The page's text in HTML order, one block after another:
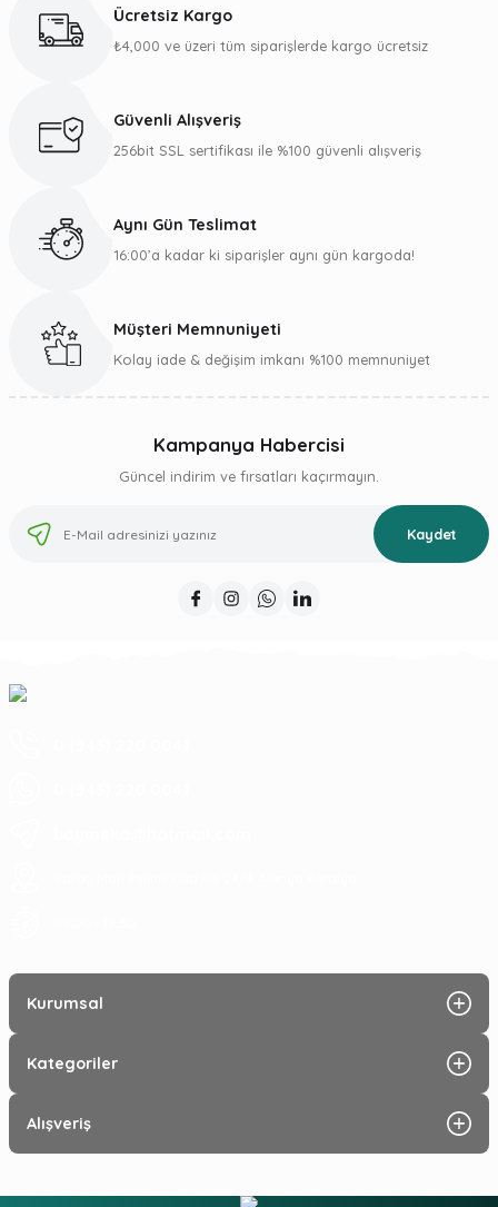
Görüş ve önerileriniz için teşekkür ederiz.
Ürün bilgilerinde hatalar bulunuyor.
Gönder
Ücretsiz Kargo
₺4,000 ve üzeri tüm siparişlerde kargo ücretsiz
Güvenli Alışveriş
256bit SSL sertifikası ile %100 güvenli alışveriş
Aynı Gün Teslimat
16:00’a kadar ki siparişler aynı gün kargoda!
Müşteri Memnuniyeti
Kolay iade & değişim imkanı %100 memnuniyet
Kampanya Habercisi
Güncel indirim ve fırsatları kaçırmayın.
Kaydet
Kurumsal
Kategoriler
Alışveriş